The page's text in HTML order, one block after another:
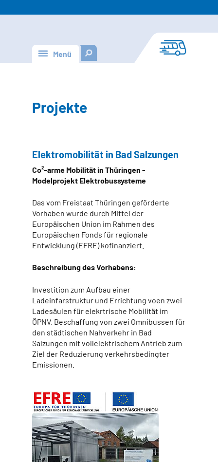
Menü
Projekte
Elektromobilität in Bad Salzungen
Co²-arme Mobilität in Thüringen -
Modelprojekt Elektrobussysteme
Das vom Freistaat Thüringen geförderte
Vorhaben wurde durch Mittel der
Europäischen Union im Rahmen des
Europäischen Fonds für regionale
Entwicklung (EFRE) kofinanziert.
Beschreibung des Vorhabens:
Investition zum Aufbau einer
Ladeinfarstruktur und Errichtung voen zwei
Ladesäulen für elekrtrische Mobilität im
ÖPNV. Beschaffung von zwei Omnibussen für
den städtischen Nahverkehr in Bad
Salzungen mit vollelektrischem Antrieb zum
Ziel der Reduzierung verkehrsbedingter
Emissionen.